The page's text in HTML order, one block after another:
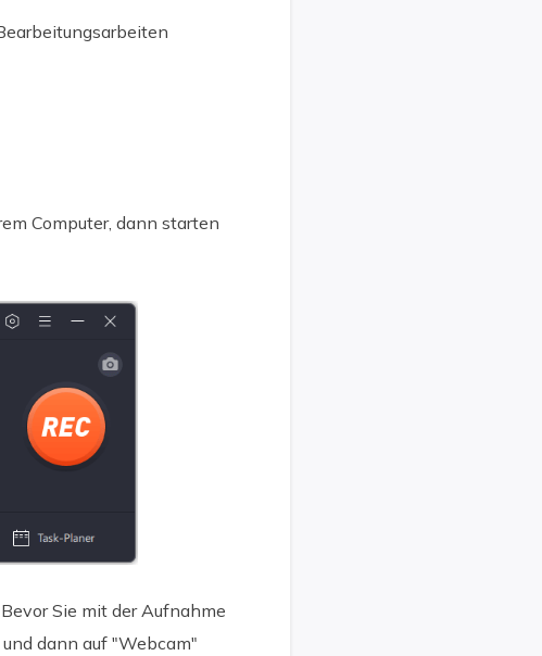
Computer, dann starten
Sie mit der Aufnahme
dann auf "Webcam"